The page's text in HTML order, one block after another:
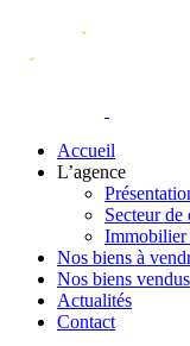
Accueil
L’agence
Secteur de
Immobilier
Nos biens à
Nos biens vendus
Actualités
Contact